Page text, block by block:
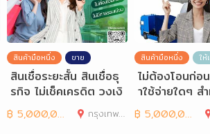
สินค้ามือหนึ่ง ขาย
สินเชื่อระยะสั้น สินเชื่อธุ
รกิจ ไม่เช็คเครดิต วงเงิ
นสูง
฿ 5,000,000 กรุงเทพมหานคร
สินค้ามือหนึ่ง ให้
ไม่ต้องโอนก่อ
าใช้จ่ายใดๆ ส
ก่นักธุรกิจและ
฿ 5,000,000